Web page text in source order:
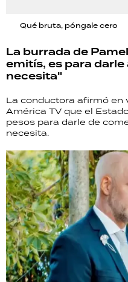
Qué bruta, póngale cero
La burrada de
emitís, es para darle
necesita"
La conductora afirmó en
América TV que el
pesos para darle de
necesita.